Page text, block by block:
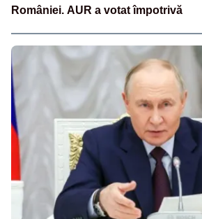
României. AUR a votat împotrivă